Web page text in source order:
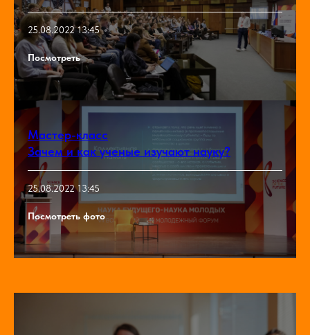
25.08.2022 13:45
Посмотреть
Мастер-класс
Зачем и как ученые изучают науку?
25.08.2022 13:45
Посмотреть фото